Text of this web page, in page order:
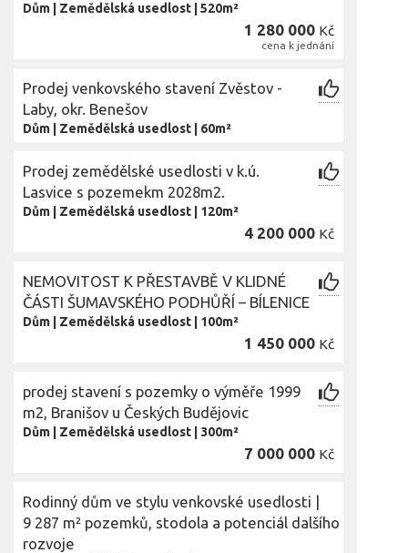
Dům Zemědělská usedlost 520m²
1 280 000 Kč
cena k jednání
Prodej venkovského stavení Zvěstov -
Laby, okr. Benešov
Dům Zemědělská usedlost 60m²
Prodej zemědělské usedlosti v k.ú.
Lasvice s pozemekm 2028m2.
Dům Zemědělská usedlost 120m²
4 200 000 Kč
NEMOVITOST K PŘESTAVBĚ V KLIDNÉ
ČÁSTI ŠUMAVSKÉHO PODHŮŘÍ – BÍLENICE
Dům Zemědělská usedlost 100m²
1 450 000 Kč
prodej stavení s pozemky o výměře 1999
m2, Branišov u Českých Budějovic
Dům Zemědělská usedlost 300m²
7 000 000 Kč
Rodinný dům ve stylu venkovské usedlosti |
9 287 m² pozemků, stodola a potenciál dalšího
rozvoje